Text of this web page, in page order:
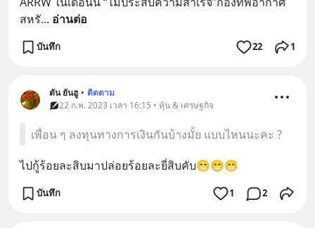
สหรั... อ่านต่อ
บันทึก 22 1
ตัน ยันฮู • ติดตาม
22 ก.พ. 2023 เวลา 16:15 • หุ้น & เศรษฐกิจ
เพื่อน ๆ ลงทุนทางการเงินกันบ้างมั้ย แบบไหนนะคะ ?
ไปกู้ร้อยละสิบมาปล่อยร้อยละยี่สิบคับ😁😁😁
บันทึก 1 2